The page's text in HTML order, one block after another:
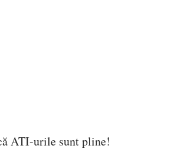
ATI-urile sunt pline!